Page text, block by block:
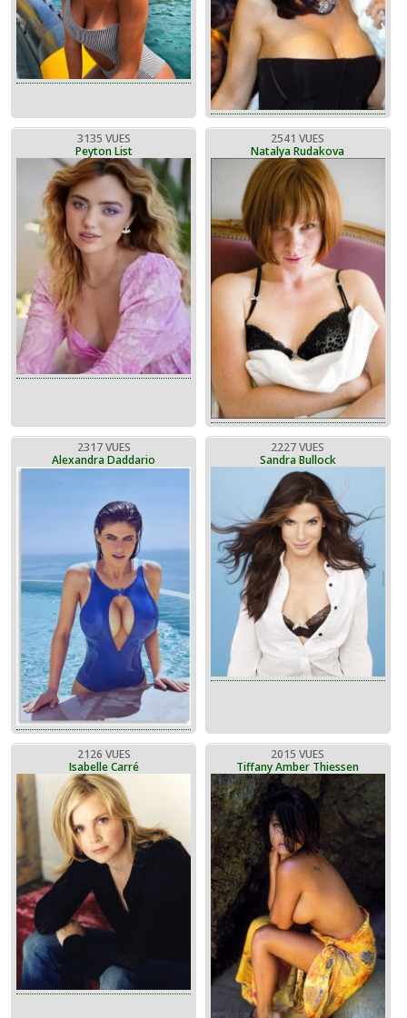
3135 VUES
Peyton List
2541 VUES
Natalya Rudakova
2317 VUES
Alexandra Daddario
2227 VUES
Sandra Bullock
2126 VUES
Isabelle Carré
2015 VUES
Tiffany Amber Thiessen